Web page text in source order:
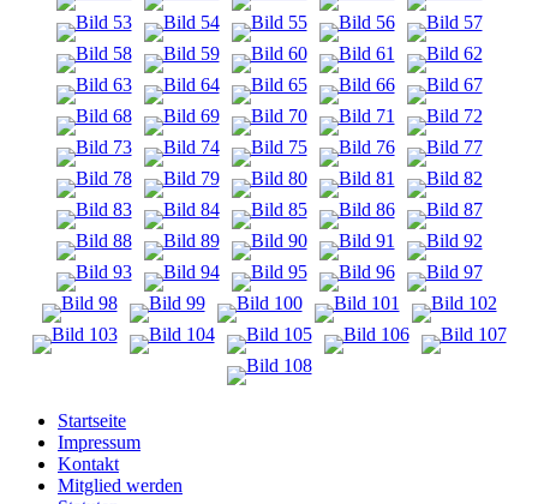
Startseite
Impressum
Kontakt
Mitglied werden